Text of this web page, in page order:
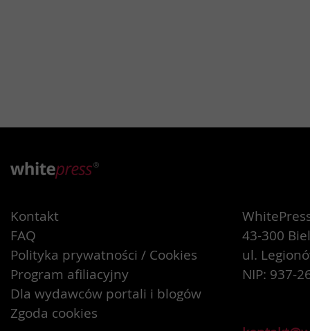
Kontakt
FAQ
Polityka prywatności / Cookies
Program afiliacyjny
Dla wydawców portali i blogów
Zgoda cookies
43-300
ul.
NIP: 937-